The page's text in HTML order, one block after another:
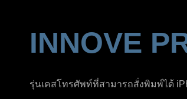
INNOVE
รุ่นเคสโทรศัพท์ที่สามารถสั่งพิมพ์ได้